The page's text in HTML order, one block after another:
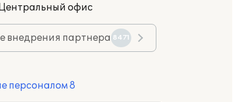
офис
внедрения партнера 8471
персоналом 8